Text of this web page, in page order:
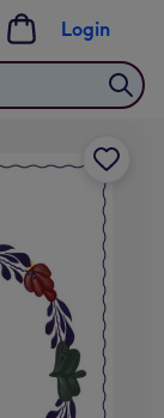
Login